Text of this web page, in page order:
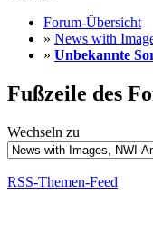
Forum-Übersicht
» News with
» Unbekannte
Fußzeile des
Wechseln zu
RSS-Themen-Feed